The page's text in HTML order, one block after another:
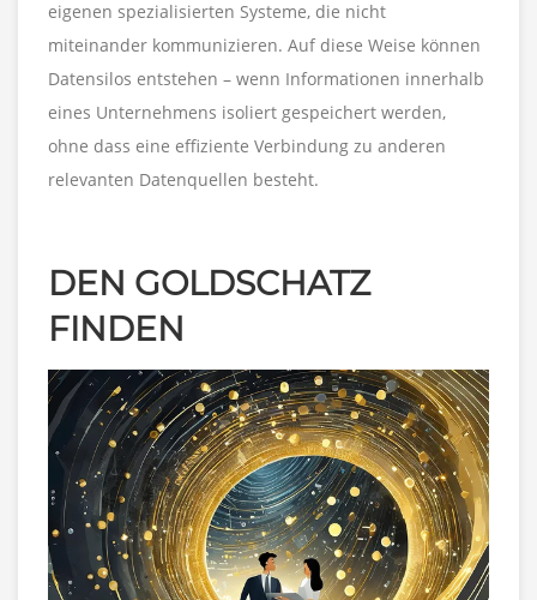
eigenen spezialisierten Systeme, die nicht
miteinander kommunizieren. Auf diese Weise können
Datensilos entstehen – wenn Informationen innerhalb
eines Unternehmens isoliert gespeichert werden,
ohne dass eine effiziente Verbindung zu anderen
relevanten Datenquellen besteht.
DEN GOLDSCHATZ
FINDEN